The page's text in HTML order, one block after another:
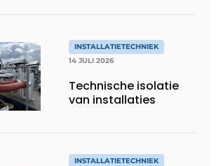
INSTALLATIETECHNIEK
14 JULI 2026
Technische isolatie
van installaties
INSTALLATIETECHNIEK